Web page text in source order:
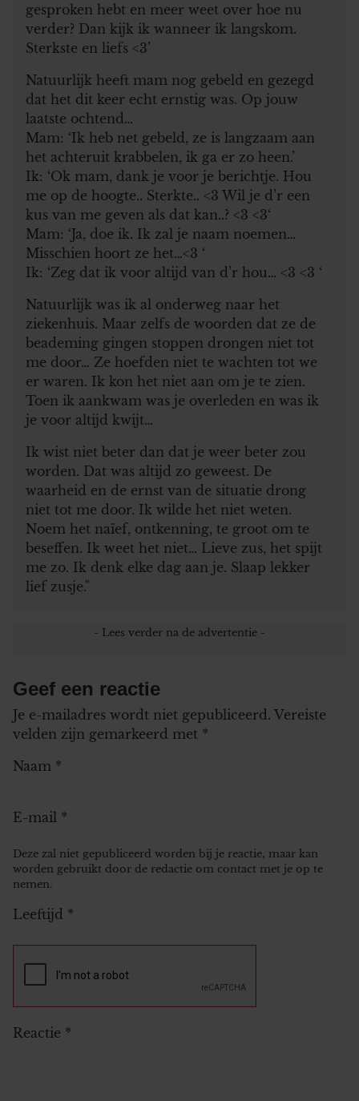
gesproken hebt en meer weet over hoe nu
verder? Dan kijk ik wanneer ik langskom.
Sterkste en liefs <3’
Natuurlijk heeft mam nog gebeld en gezegd
dat het dit keer echt ernstig was. Op jouw
laatste ochtend…
Mam: ‘Ik heb net gebeld, ze is langzaam aan
het achteruit krabbelen, ik ga er zo heen.’
Ik: ‘Ok mam, dank je voor je berichtje. Hou
me op de hoogte.. Sterkte.. <3 Wil je d’r een
kus van me geven als dat kan..? <3 <3‘
Mam: ‘Ja, doe ik. Ik zal je naam noemen…
Misschien hoort ze het…<3 ‘
Ik: ‘Zeg dat ik voor altijd van d’r hou… <3 <3 ‘
Natuurlijk was ik al onderweg naar het
ziekenhuis. Maar zelfs de woorden dat ze de
beademing gingen stoppen drongen niet tot
me door… Ze hoefden niet te wachten tot we
er waren. Ik kon het niet aan om je te zien.
Toen ik aankwam was je overleden en was ik
je voor altijd kwijt…
Ik wist niet beter dan dat je weer beter zou
worden. Dat was altijd zo geweest. De
waarheid en de ernst van de situatie drong
niet tot me door. Ik wilde het niet weten.
Noem het naïef, ontkenning, te groot om te
beseffen. Ik weet het niet… Lieve zus, het spijt
me zo. Ik denk elke dag aan je. Slaap lekker
lief zusje."
Geef een reactie
Je e-mailadres wordt niet gepubliceerd. Vereiste
velden zijn gemarkeerd met *
Naam *
E-mail *
Deze zal niet gepubliceerd worden bij je reactie, maar kan
worden gebruikt door de redactie om contact met je op te
nemen.
Leeftijd *
Reactie *